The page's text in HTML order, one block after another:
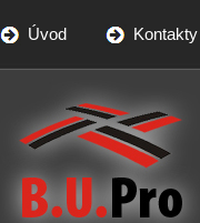
Úvod Kontakty